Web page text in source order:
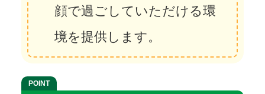
顔で過ごしていただける環
境を提供します。